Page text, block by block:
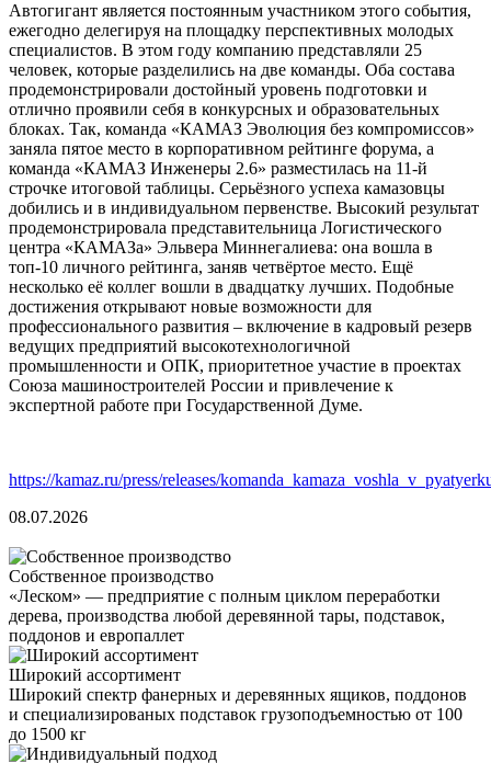
Автогигант является постоянным участником этого события,
ежегодно делегируя на площадку перспективных молодых
специалистов. В этом году компанию представляли 25
человек, которые разделились на две команды. Оба состава
продемонстрировали достойный уровень подготовки и
отлично проявили себя в конкурсных и образовательных
блоках. Так, команда «КАМАЗ Эволюция без компромиссов»
заняла пятое место в корпоративном рейтинге форума, а
команда «КАМАЗ Инженеры 2.6» разместилась на 11-й
строчке итоговой таблицы. Серьёзного успеха камазовцы
добились и в индивидуальном первенстве. Высокий результат
продемонстрировала представительница Логистического
центра «КАМАЗа» Эльвера Миннегалиева: она вошла в
топ-10 личного рейтинга, заняв четвёртое место. Ещё
несколько её коллег вошли в двадцатку лучших. Подобные
достижения открывают новые возможности для
профессионального развития – включение в кадровый резерв
ведущих предприятий высокотехнологичной
промышленности и ОПК, приоритетное участие в проектах
Союза машиностроителей России и привлечение к
экспертной работе при Государственной Думе.
https://kamaz.ru/press/releases/
08.07.2026
Собственное производство
«Леском» — предприятие с полным циклом переработки
дерева, производства любой деревянной тары, подставок,
поддонов и европаллет
Широкий ассортимент
Широкий спектр фанерных и деревянных ящиков, поддонов
и специализированых подставок грузоподъемностью от 100
до 1500 кг